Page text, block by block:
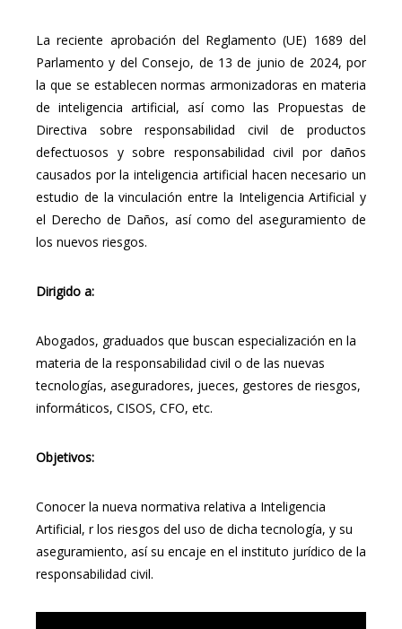
La reciente aprobación del Reglamento (UE) 1689 del
Parlamento y del Consejo, de 13 de junio de 2024, por
la que se establecen normas armonizadoras en materia
de inteligencia artificial, así como las Propuestas de
Directiva sobre responsabilidad civil de productos
defectuosos y sobre responsabilidad civil por daños
causados por la inteligencia artificial hacen necesario un
estudio de la vinculación entre la Inteligencia Artificial y
el Derecho de Daños, así como del aseguramiento de
los nuevos riesgos.
Dirigido a:
Abogados, graduados que buscan especialización en la
materia de la responsabilidad civil o de las nuevas
tecnologías, aseguradores, jueces, gestores de riesgos,
informáticos, CISOS, CFO, etc.
Objetivos:
Conocer la nueva normativa relativa a Inteligencia
Artificial, r los riesgos del uso de dicha tecnología, y su
aseguramiento, así su encaje en el instituto jurídico de la
responsabilidad civil.